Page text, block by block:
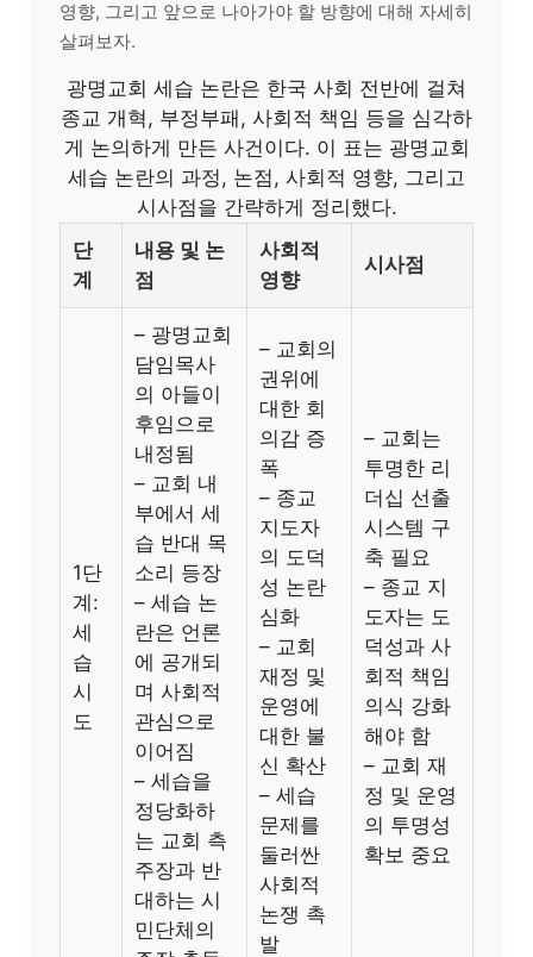
영향, 그리고 앞으로 나아가야 할 방향에 대해 자세히
살펴보자.
광명교회 세습 논란은 한국 사회 전반에 걸쳐
종교 개혁, 부정부패, 사회적 책임 등을 심각하
게 논의하게 만든 사건이다. 이 표는 광명교회
세습 논란의 과정, 논점, 사회적 영향, 그리고
시사점을 간략하게 정리했다.
단
계
내용 및 논
점
사회적
영향
시사점
1단
계:
세
습
시
도
– 광명교회
담임목사
의 아들이
후임으로
내정됨
– 교회 내
부에서 세
습 반대 목
소리 등장
– 세습 논
란은 언론
에 공개되
며 사회적
관심으로
이어짐
– 세습을
정당화하
는 교회 측
주장과 반
대하는 시
민단체의
– 교회의
권위에
대한 회
의감 증
폭
– 종교
지도자
의 도덕
성 논란
심화
– 교회
재정 및
운영에
대한 불
신 확산
– 세습
문제를
둘러싼
사회적
논쟁 촉
발
– 교회는
투명한 리
더십 선출
시스템 구
축 필요
– 종교 지
도자는 도
덕성과 사
회적 책임
의식 강화
해야 함
– 교회 재
정 및 운영
의 투명성
확보 중요